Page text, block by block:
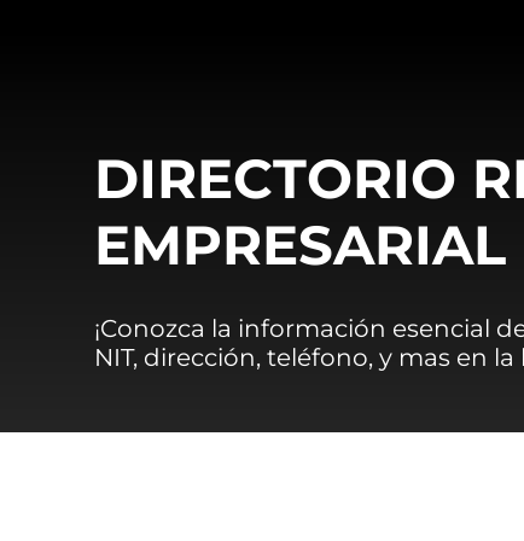
DIRECTORIO
EMPRESARIAL
¡Conozca la información esencial
NIT, dirección, teléfono, y mas en